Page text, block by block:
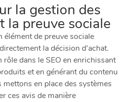
la gestion des
la preuve sociale
élément de preuve sociale
la décision d’achat.
rôle dans le SEO en enrichissant
et en générant du contenu
en place des systèmes
ces avis de manière